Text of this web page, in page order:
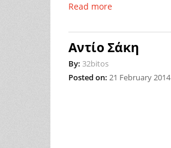
Read more
Αντίο Σάκη
By: 32bitos
Posted on: 21 February 2014